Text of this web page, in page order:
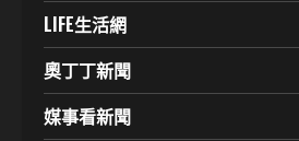
LIFE生活網
奧丁丁新聞
媒事看新聞